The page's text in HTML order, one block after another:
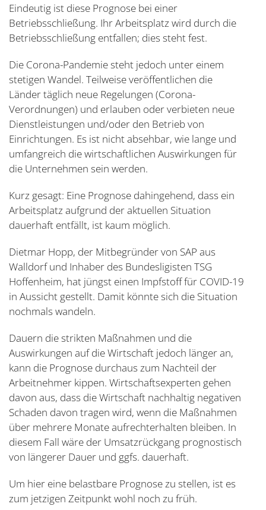
Eindeutig ist diese Prognose bei einer
Betriebsschließung. Ihr Arbeitsplatz wird durch die
Betriebsschließung entfallen; dies steht fest.
Die Corona-Pandemie steht jedoch unter einem
stetigen Wandel. Teilweise veröffentlichen die
Länder täglich neue Regelungen (Corona-
Verordnungen) und erlauben oder verbieten neue
Dienstleistungen und/oder den Betrieb von
Einrichtungen. Es ist nicht absehbar, wie lange und
umfangreich die wirtschaftlichen Auswirkungen für
die Unternehmen sein werden.
Kurz gesagt: Eine Prognose dahingehend, dass ein
Arbeitsplatz aufgrund der aktuellen Situation
dauerhaft entfällt, ist kaum möglich.
Dietmar Hopp, der Mitbegründer von SAP aus
Walldorf und Inhaber des Bundesligisten TSG
Hoffenheim, hat jüngst einen Impfstoff für COVID-19
in Aussicht gestellt. Damit könnte sich die Situation
nochmals wandeln.
Dauern die strikten Maßnahmen und die
Auswirkungen auf die Wirtschaft jedoch länger an,
kann die Prognose durchaus zum Nachteil der
Arbeitnehmer kippen. Wirtschaftsexperten gehen
davon aus, dass die Wirtschaft nachhaltig negativen
Schaden davon tragen wird, wenn die Maßnahmen
über mehrere Monate aufrechterhalten bleiben. In
diesem Fall wäre der Umsatzrückgang prognostisch
von längerer Dauer und ggfs. dauerhaft.
Um hier eine belastbare Prognose zu stellen, ist es
zum jetzigen Zeitpunkt wohl noch zu früh.